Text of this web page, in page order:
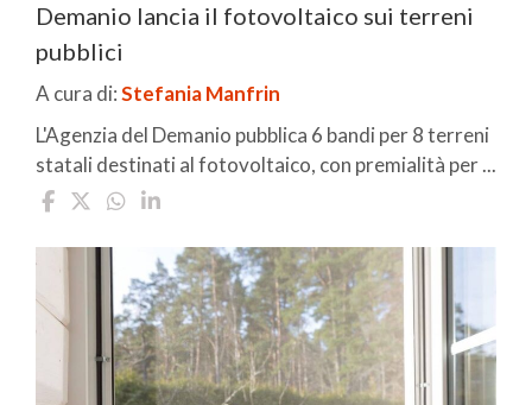
Demanio lancia il fotovoltaico sui terreni
pubblici
A cura di:Stefania Manfrin
L'Agenzia del Demanio pubblica 6 bandi per 8 terreni
statali destinati al fotovoltaico, con premialità per ...